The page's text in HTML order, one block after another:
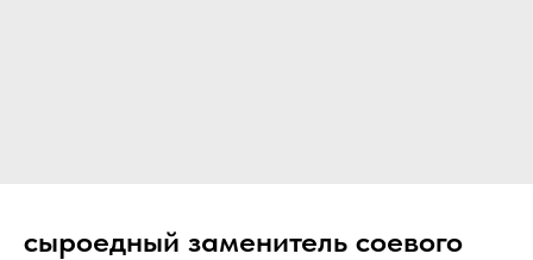
сыроедный заменитель соевого